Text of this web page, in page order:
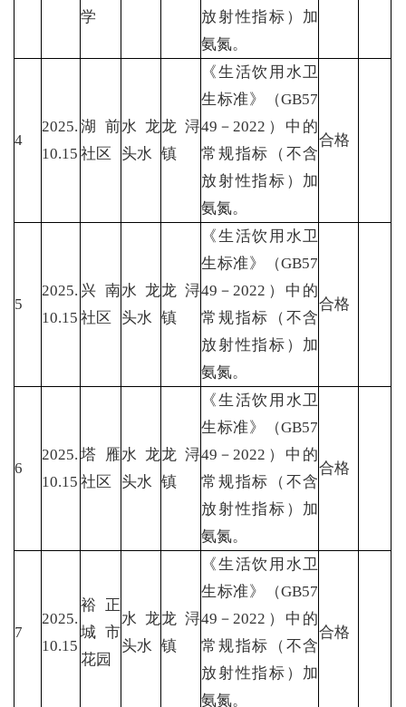
学
放射性指标）加
氨氮。
4
2025.
10.15
湖前
社区
水龙
头水
龙浔
镇
《生活饮用水卫
生标准》（GB57
49－2022）中的
常规指标（不含
放射性指标）加
氨氮。
合格
5
2025.
10.15
兴南
社区
水龙
头水
龙浔
镇
《生活饮用水卫
生标准》（GB57
49－2022）中的
常规指标（不含
放射性指标）加
氨氮。
合格
6
2025.
10.15
塔雁
社区
水龙
头水
龙浔
镇
《生活饮用水卫
生标准》（GB57
49－2022）中的
常规指标（不含
放射性指标）加
氨氮。
合格
7
2025.
10.15
裕正
城市
花园
水龙
头水
龙浔
镇
《生活饮用水卫
生标准》（GB57
49－2022）中的
常规指标（不含
放射性指标）加
氨氮。
合格